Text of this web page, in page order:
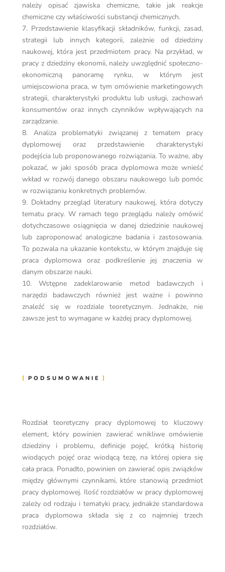
należy opisać zjawiska chemiczne, takie jak reakcje
chemiczne czy właściwości substancji chemicznych.
7. Przedstawienie klasyfikacji składników, funkcji, zasad,
strategii lub innych kategorii, zależnie od dziedziny
naukowej, która jest przedmiotem pracy. Na przykład, w
pracy z dziedziny ekonomii, należy uwzględnić społeczno-
ekonomiczną panoramę rynku, w którym jest
umiejscowiona praca, w tym omówienie marketingowych
strategii, charakterystyki produktu lub usługi, zachowań
konsumentów oraz innych czynników wpływających na
zarządzanie.
8. Analiza problematyki związanej z tematem pracy
dyplomowej oraz przedstawienie charakterystyki
podejścia lub proponowanego rozwiązania. To ważne, aby
pokazać, w jaki sposób praca dyplomowa może wnieść
wkład w rozwój danego obszaru naukowego lub pomóc
w rozwiązaniu konkretnych problemów.
9. Dokładny przegląd literatury naukowej, która dotyczy
tematu pracy. W ramach tego przeglądu należy omówić
dotychczasowe osiągnięcia w danej dziedzinie naukowej
lub zaproponować analogiczne badania i zastosowania.
To pozwala na ukazanie kontekstu, w którym znajduje się
praca dyplomowa oraz podkreślenie jej znaczenia w
danym obszarze nauki.
10. Wstępne zadeklarowanie metod badawczych i
narzędzi badawczych również jest ważne i powinno
znaleźć się w rozdziale teoretycznym. Jednakże, nie
zawsze jest to wymagane w każdej pracy dyplomowej.
PODSUMOWANIE
Rozdział teoretyczny pracy dyplomowej to kluczowy
element, który powinien zawierać wnikliwe omówienie
dziedziny i problemu, definicje pojęć, krótką historię
wiodących pojęć oraz wiodącą tezę, na której opiera się
cała praca. Ponadto, powinien on zawierać opis związków
między głównymi czynnikami, które stanowią przedmiot
pracy dyplomowej. Ilość rozdziałów w pracy dyplomowej
zależy od rodzaju i tematyki pracy, jednakże standardowa
praca dyplomowa składa się z co najmniej trzech
rozdziałów.